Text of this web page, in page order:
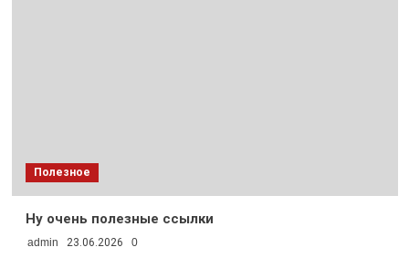
Полезное
Ну очень полезные ссылки
admin 23.06.2026 0